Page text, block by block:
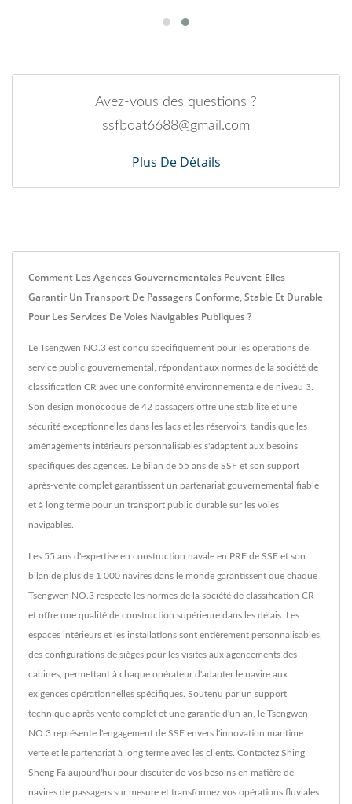
Avez-vous des questions ?
ssfboat6688@gmail.com
Plus De Détails
Comment Les Agences Gouvernementales Peuvent-Elles
Garantir Un Transport De Passagers Conforme, Stable Et Durable
Pour Les Services De Voies Navigables Publiques ?
Le Tsengwen NO.3 est conçu spécifiquement pour les opérations de
service public gouvernemental, répondant aux normes de la société de
classification CR avec une conformité environnementale de niveau 3.
Son design monocoque de 42 passagers offre une stabilité et une
sécurité exceptionnelles dans les lacs et les réservoirs, tandis que les
aménagements intérieurs personnalisables s'adaptent aux besoins
spécifiques des agences. Le bilan de 55 ans de SSF et son support
après-vente complet garantissent un partenariat gouvernemental fiable
et à long terme pour un transport public durable sur les voies
navigables.
Les 55 ans d'expertise en construction navale en PRF de SSF et son
bilan de plus de 1 000 navires dans le monde garantissent que chaque
Tsengwen NO.3 respecte les normes de la société de classification CR
et offre une qualité de construction supérieure dans les délais. Les
espaces intérieurs et les installations sont entièrement personnalisables,
des configurations de sièges pour les visites aux agencements des
cabines, permettant à chaque opérateur d'adapter le navire aux
exigences opérationnelles spécifiques. Soutenu par un support
technique après-vente complet et une garantie d'un an, le Tsengwen
NO.3 représente l'engagement de SSF envers l'innovation maritime
verte et le partenariat à long terme avec les clients. Contactez Shing
Sheng Fa aujourd'hui pour discuter de vos besoins en matière de
navires de passagers sur mesure et transformez vos opérations fluviales